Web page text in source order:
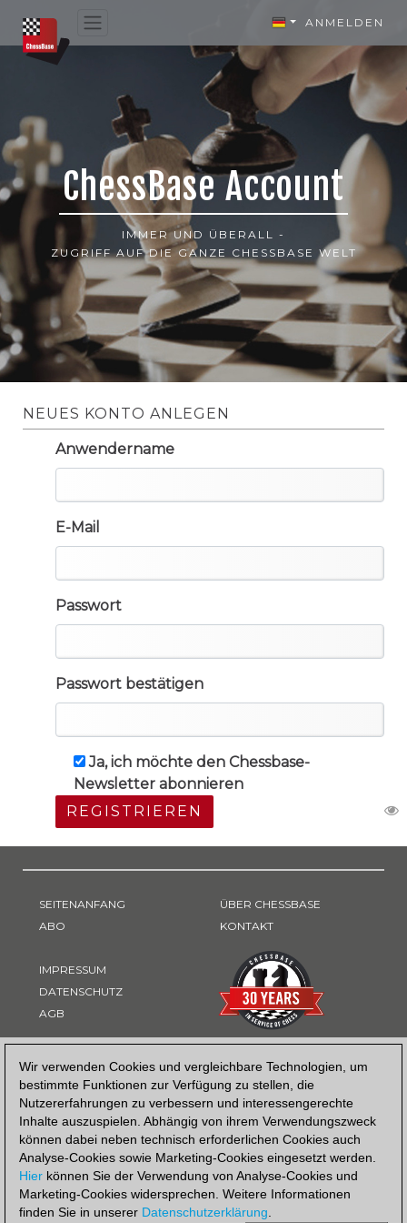
Wir verwenden Cookies und vergleichbare Technologien, um
bestimmte Funktionen zur Verfügung zu stellen, die
Nutzererfahrungen zu verbessern und interessengerechte
Inhalte auszuspielen. Abhängig von ihrem Verwendungszweck
können dabei neben technisch erforderlichen Cookies auch
Analyse-Cookies sowie Marketing-Cookies eingesetzt werden.
Hier können Sie der Verwendung von Analyse-Cookies und
Marketing-Cookies widersprechen. Weitere Informationen
finden Sie in unserer Datenschutzerklärung.
ANMELDEN
ChessBase Account
IMMER UND ÜBERALL -
ZUGRIFF AUF DIE GANZE CHESSBASE WELT
NEUES KONTO ANLEGEN
Anwendername
E-Mail
Passwort
Passwort bestätigen
Ja, ich möchte den Chessbase-
Newsletter abonnieren
REGISTRIEREN
SEITENANFANG
ABO
IMPRESSUM
DATENSCHUTZ
AGB
ÜBER CHESSBASE
KONTAKT
ZAHLUNGSART